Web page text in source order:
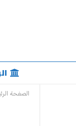
الصفحة